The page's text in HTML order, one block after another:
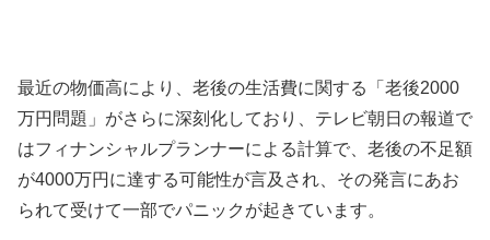
最近の物価高により、老後の生活費に関する「老後2000
万円問題」がさらに深刻化しており、テレビ朝日の報道で
はフィナンシャルプランナーによる計算で、老後の不足額
が4000万円に達する可能性が言及され、その発言にあお
られて受けて一部でパニックが起きています。